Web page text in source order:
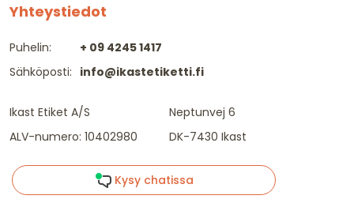
Yhteystiedot
Puhelin:
Sähköposti:
+ 09 4245 1417
info@ikastetiketti.fi
Ikast Etiket A/S
ALV-numero: 10402980
Neptunvej 6
DK-7430 Ikast
Kysy chatissa